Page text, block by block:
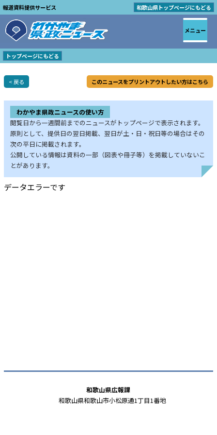
報道資料提供サービス 和歌山県トップページにもどる
トップページにもどる
< 戻る このニュースをプリントアウトしたい方はこちら
わかやま県政ニュースの使い方
閲覧日から一週間前までのニュースがトップページで表示されます。
原則として、提供日の翌日掲載、翌日が土・日・祝日等の場合はその
次の平日に掲載されます。
公開している情報は資料の一部（図表や冊子等）を掲載していないこ
とがあります。
データエラーです
メニュー
和歌山県広報課
和歌山県和歌山市小松原通1丁目1番地